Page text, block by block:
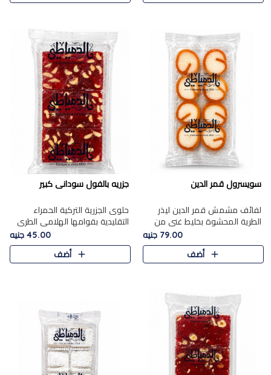
سويسرول قمر الدين
لفائف مشمش قمر الدين ليذر
الطرية المحشوة بخليط غني من
جوز الهند الأبيض والمكسرات
الفاخرة، يقدم المذاق الحلو
الطبيعي لقمر الدين و تجمع بين
79.00 جنيه
أضف
جزريه بالفول سودانى كبير
حلوى الجزرية التركية الحمراء
التقليدية بقوامها الهلامي الطري
ولونها الأحمر المميز، محشوة
بسخاء بالفول السوداني المحمص
لتمنحك توازنًا رائعًا ..
45.00 جنيه
أضف